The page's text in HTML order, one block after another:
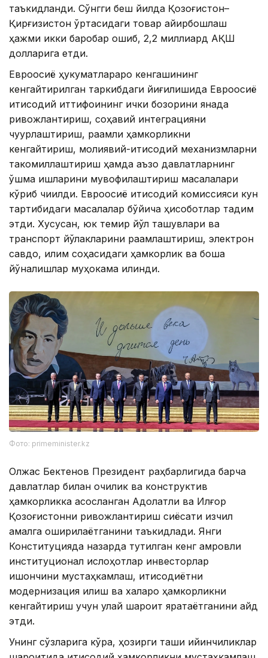
таъкидланди. Сўнгги беш йилда Қозоғистон–
Қирғизистон ўртасидаги товар айирбошлаш
ҳажми икки баробар ошиб, 2,2 миллиард АҚШ
долларига етди.
Евроосиё ҳукуматлараро кенгашининг
кенгайтирилган таркибдаги йиғилишида Евроосиё
иқтисодий иттифоқининг ички бозорини янада
ривожлантириш, соҳавий интеграцияни
чуқурлаштириш, рақамли ҳамкорликни
кенгайтириш, молиявий-иқтисодий механизмларни
такомиллаштириш ҳамда аъзо давлатларнинг
қўшма ишларини мувофиқлаштириш масалалари
кўриб чиқилди. Евроосиё иқтисодий комиссияси кун
тартибидаги масалалар бўйича ҳисоботлар тақдим
этди. Хусусан, юк темир йўл ташувлари ва
транспорт йўлакларини рақамлаштириш, электрон
савдо, иқлим соҳасидаги ҳамкорлик ва бошқа
йўналишлар муҳокама қилинди.
Фото: primeminister.kz
Олжас Бектенов Президент раҳбарлигида барча
давлатлар билан очиқлик ва конструктив
ҳамкорликка асосланган Адолатли ва Илғор
Қозоғистонни ривожлантириш сиёсати изчил
амалга оширилаётганини таъкидлади. Янги
Конституцияда назарда тутилган кенг қамровли
институционал ислоҳотлар инвесторлар
ишончини мустаҳкамлаш, иқтисодиётни
модернизация қилиш ва халқаро ҳамкорликни
кенгайтириш учун қулай шароит яратаётганини қайд
этди.
Унинг сўзларига кўра, ҳозирги ташқи қийинчиликлар